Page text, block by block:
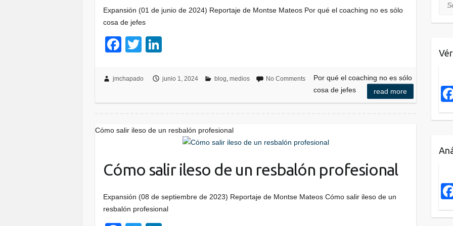
Expansión (01 de junio de 2024) Reportaje de Montse Mateos Por qué el coaching no es sólo
cosa de jefes
F
c
b
o
T
tt
k
dI
n
jmchapado junio 1, 2024 blog, medios No Comments
Por qué el coaching no es sólo
cosa de jefes
read more
Cómo salir ileso de un resbalón profesional
Cómo salir ileso de un resbalón profesional
Expansión (08 de septiembre de 2023) Reportaje de Montse Mateos Cómo salir ileso de un
resbalón profesional